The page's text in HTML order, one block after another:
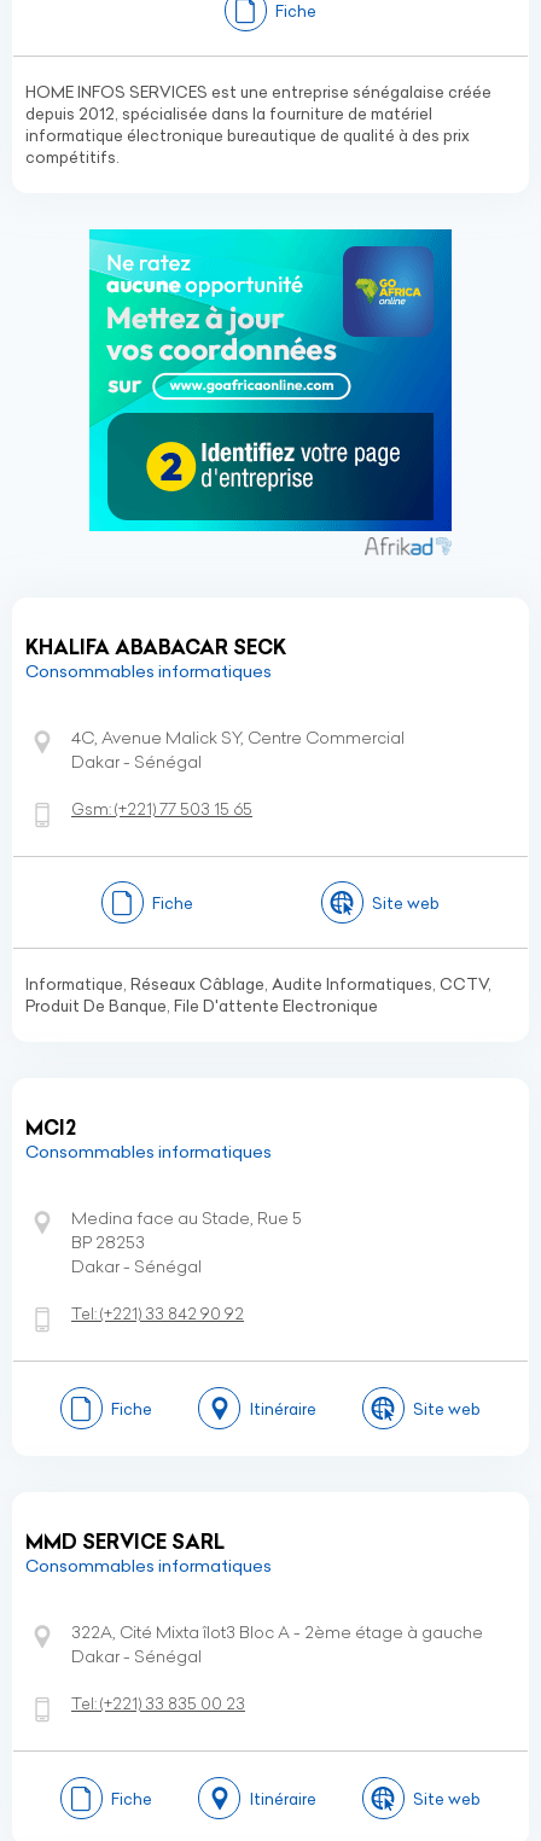
Fiche
HOME INFOS SERVICES est une entreprise sénégalaise créée
depuis 2012, spécialisée dans la fourniture de matériel
informatique électronique bureautique de qualité à des prix
compétitifs.
KHALIFA ABABACAR SECK
Consommables informatiques
4C, Avenue Malick SY, Centre Commercial
Dakar - Sénégal
Gsm:(+221)77 503 15 65
Fiche Site web
Informatique, Réseaux Câblage, Audite Informatiques, CCTV,
Produit De Banque, File D'attente Electronique
MCI2
Consommables informatiques
Medina face au Stade, Rue 5
BP 28253
Dakar - Sénégal
Tel:(+221) 33 842 90 92
Fiche Itinéraire Site web
MMD SERVICE SARL
Consommables informatiques
322A, Cité Mixta îlot3 Bloc A - 2ème étage à gauche
Dakar - Sénégal
Tel:(+221) 33 835 00 23
Fiche Itinéraire Site web